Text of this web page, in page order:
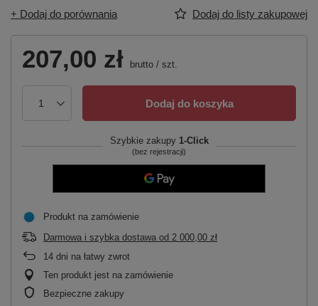
+ Dodaj do porównania Dodaj do listy zakupowej
207,00 zł brutto / szt.
Dodaj do koszyka
Szybkie zakupy 1-Click
(bez rejestracji)
Produkt na zamówienie
Darmowa i szybka dostawa od 2 000,00 zł
14 dni na łatwy zwrot
Ten produkt jest na zamówienie
Bezpieczne zakupy